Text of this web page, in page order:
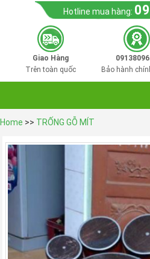
Hotline mua hàng:
Giao Hàng
Trên toàn quốc
Bảo hành
Home >> TRỐNG GỖ MÍT